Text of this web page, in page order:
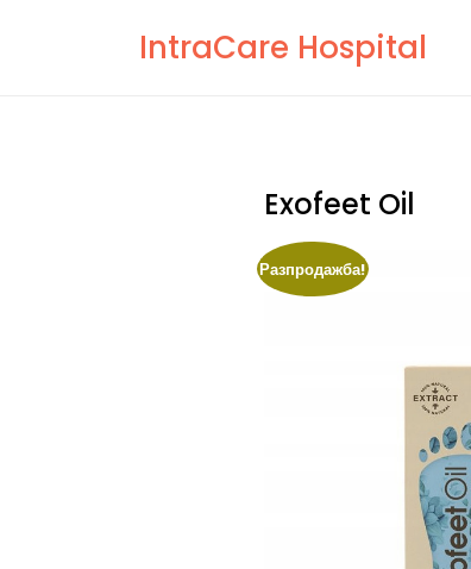
IntraCare Hospital
Exofeet Oil
Разпродажба!